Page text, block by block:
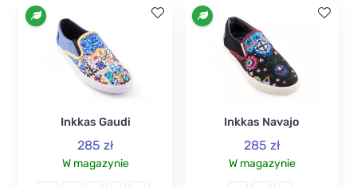
Inkkas Gaudi
285 zł
W magazynie
Inkkas Navajo
285 zł
W magazynie